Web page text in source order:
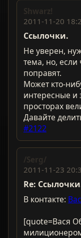
Shwarz!
2011-11-20
Ссылочки.
Не уверен,
тема, но,
поправят.
Может кто-
интересные и
просторах
Давайте
#2122
/Serg/
2011-11-23
Re:
В контакте:
[quote=Вася